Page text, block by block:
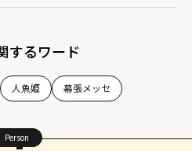
するワード
人魚姫 幕張メッセ
Person